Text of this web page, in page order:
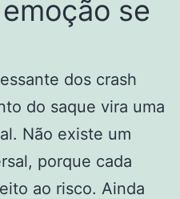
se
dos crash
do saque vira uma
Não existe um
porque cada
ao risco. Ainda